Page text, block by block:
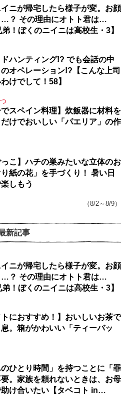
ニが帰宅したら様子が変。お顔
…？ その理由にオトト君は…
弟！ぼくのニイニは高校生・3】
ハンティング!? でも会話の中
オペレーション!?【こんな上司
わけでして！58】
でスペイン料理】炊飯器に材料を
けでおいしい「パエリア」の作
っこ】ハチの巣みたいな立体のお
紙の花」を手づくり！ 暑い日
しもう
（8/2～8/9）
新記事
ニが帰宅したら様子が変。お顔
…？ その理由にオトト君は…
弟！ぼくのニイニは高校生・3】
トにおすすめ！】おいしいお茶で
。箱がかわいい「ティーバッ
のひとり時間」を持つことに「罪
。家族を頼れないときは、お母
け合いたい【タベコト in